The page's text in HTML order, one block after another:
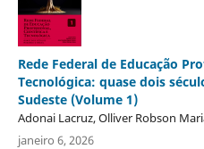
Rede Federal de Educação
Tecnológica: quase dois
Sudeste (Volume 1)
Adonai Lacruz, Olliver Robson
janeiro 6, 2026